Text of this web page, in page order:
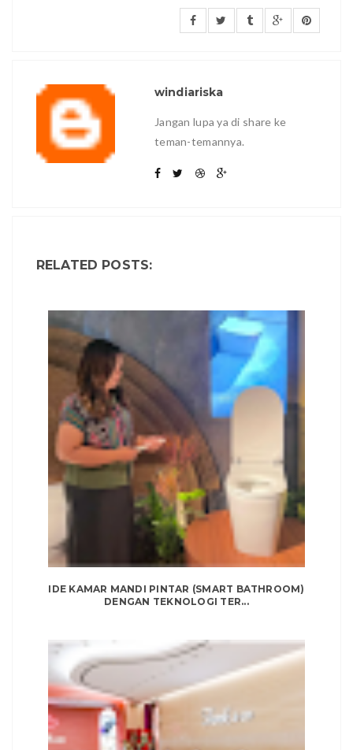
windiariska
Jangan lupa ya di share ke
teman-temannya.
RELATED POSTS:
IDE KAMAR MANDI PINTAR (SMART BATHROOM)
DENGAN TEKNOLOGI TER...